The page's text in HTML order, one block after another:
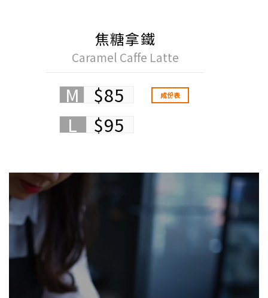
焦糖拿鐵
Caramel Caffe Latte
M $85
$95
L
成份表